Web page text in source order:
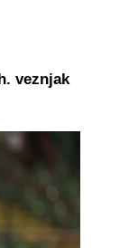
veznjak